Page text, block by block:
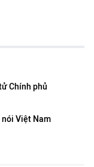
Chính phủ
Việt Nam